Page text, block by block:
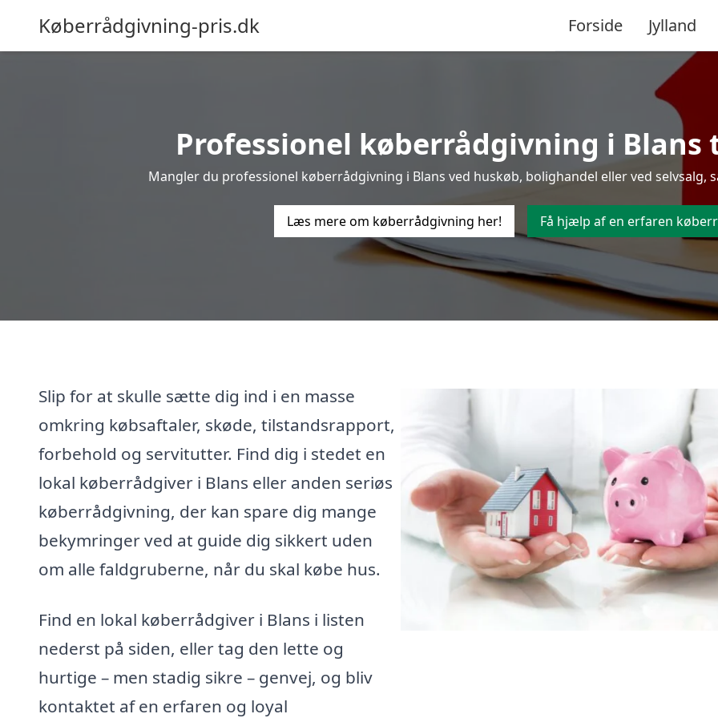
Køberrådgivning-pris.dk Forside Jylland
Professionel køberrådgivning i
Mangler du professionel køberrådgivning i Blans ved huskøb, bolighandel eller ved selvsalg,
Læs mere om køberrådgivning her! Få hjælp af en erfaren
Slip for at skulle sætte dig ind i en masse
omkring købsaftaler, skøde, tilstandsrapport,
forbehold og servitutter. Find dig i stedet en
lokal køberrådgiver i Blans eller anden seriøs
køberrådgivning, der kan spare dig mange
bekymringer ved at guide dig sikkert uden
om alle faldgruberne, når du skal købe hus.
Find en lokal køberrådgiver i Blans i listen
nederst på siden, eller tag den lette og
hurtige – men stadig sikre – genvej, og bliv
kontaktet af en erfaren og loyal